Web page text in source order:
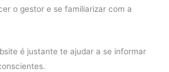
o gestor e se familiarizar com a
é justante te ajudar a se informar